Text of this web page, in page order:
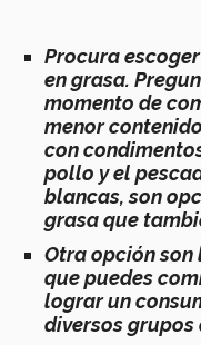
Procura
en grasa.
momento de
menor
con
pollo y el
blancas, son
grasa que
Otra opción son
que puedes
lograr un
diversos grupos